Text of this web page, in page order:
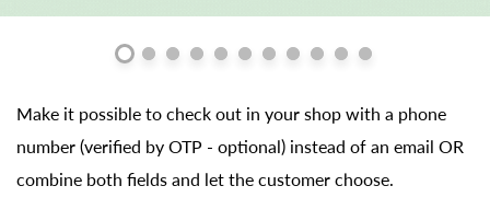
Make it possible to check out in your shop with a phone
number (verified by OTP - optional) instead of an email OR
combine both fields and let the customer choose.